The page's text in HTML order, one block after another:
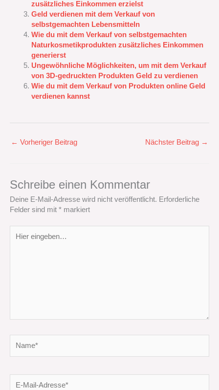
zusätzliches Einkommen erzielst
Geld verdienen mit dem Verkauf von
selbstgemachten Lebensmitteln
Wie du mit dem Verkauf von selbstgemachten
Naturkosmetikprodukten zusätzliches Einkommen
generierst
Ungewöhnliche Möglichkeiten, um mit dem Verkauf
von 3D-gedruckten Produkten Geld zu verdienen
Wie du mit dem Verkauf von Produkten online Geld
verdienen kannst
← Vorheriger Beitrag Nächster Beitrag →
Schreibe einen Kommentar
Deine E-Mail-Adresse wird nicht veröffentlicht. Erforderliche
Felder sind mit * markiert
eingeben…